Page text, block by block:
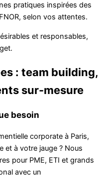
pratiques inspirées des
selon vos attentes.
et responsables,
: team building,
sur-mesure
besoin
corporate à Paris,
et à votre jauge ? Nous
pour PME, ETI et grands
avec un